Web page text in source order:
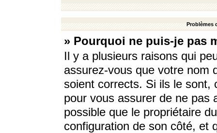
Problèmes
» Pourquoi ne puis-je pas
Il y a plusieurs raisons qui
assurez-vous que votre nom
soient corrects. Si ils le sont,
pour vous assurer de ne pas
possible que le propriétaire
configuration de son côté, et